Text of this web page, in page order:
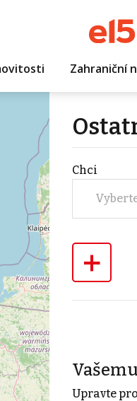
Zahraniční
Chci
+
Upravte